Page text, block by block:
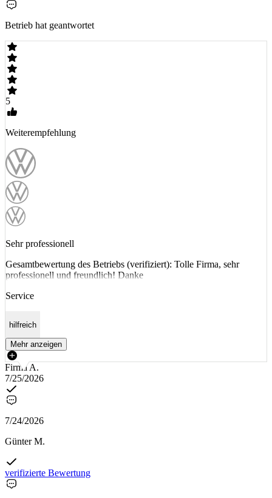
Betrieb hat geantwortet
5
Weiterempfehlung
Sehr professionell
Gesamtbewertung des Betriebs (verifiziert): Tolle Firma, sehr
professionell und freundlich! Danke
Service
hilfreich
Mehr anzeigen
Firma A.
7/25/2026
7/24/2026
Günter M.
verifizierte Bewertung